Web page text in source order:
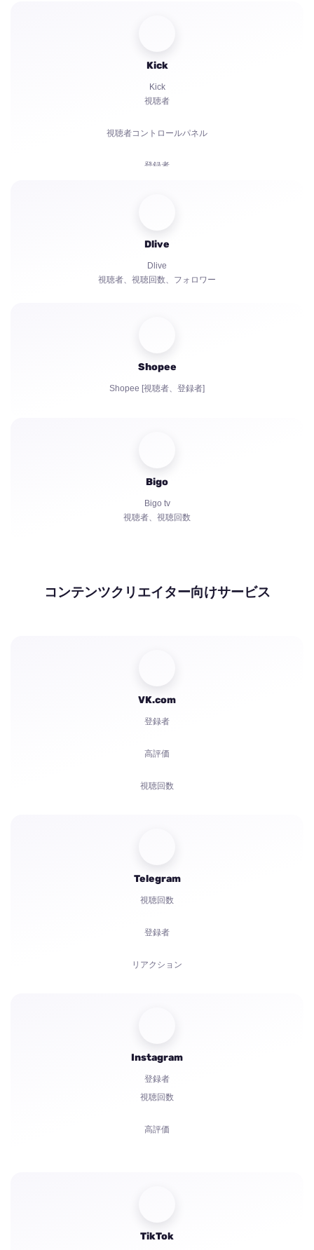
Kick
Kick
視聴者
視聴者コントロールパネル
登録者
チャットボット
Dlive
Dlive
視聴者、視聴回数、フォロワー
Shopee
Shopee [視聴者、登録者]
Bigo
Bigo tv
視聴者、視聴回数
コンテンツクリエイター向けサービス
VK.com
登録者
高評価
視聴回数
再生回数
Telegram
視聴回数
登録者
リアクション
ボット起動
コメント
苦情
Instagram
登録者
視聴回数
高評価
TikTok